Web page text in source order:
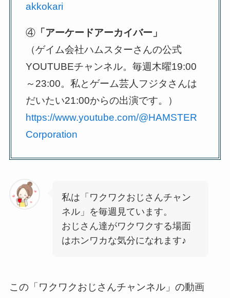
akkokari
④ 「アーケードアーカイバー」
（ゲイム会社ハムスターさんの公式
YOUTUBEチャンネル。毎週木曜19:00
～23:00。私とゲーム芸人フジタさんは
だいたい21:00からの出演です。）
https://www.youtube.com/@HAMSTER
Corporation
私は「ワクワクおじさんチャン
ネル」を毎週見ています。
おじさん達がワクワクする場面
はホンワカな気分になれます♪
この「ワクワクおじさんチャンネル」の動画